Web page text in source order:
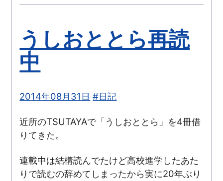
うしおととら再読
中
2014年08月31日 #日記
近所のTSUTAYAで「うしおととら」を4冊借
りてきた。
連載中は結構読んでたけど高校進学したあた
りで読むの辞めてしまったから実に20年ぶり